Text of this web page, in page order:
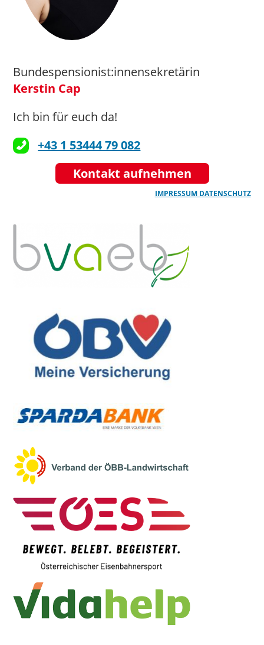
Bundespensionist:innensekretärin
Kerstin Cap
Ich bin für euch da!
+43 1 53444 79 082
Kontakt aufnehmen
IMPRESSUM DATENSCHUTZ